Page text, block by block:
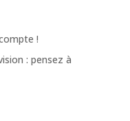
!
: pensez à